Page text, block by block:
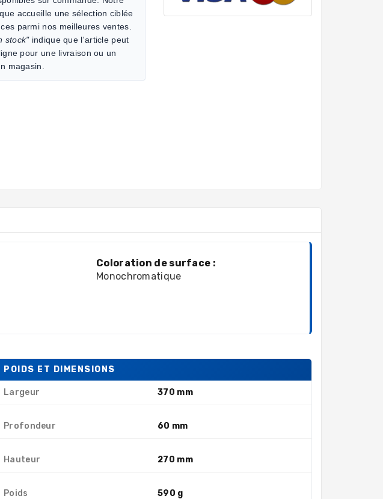
accueille une sélection ciblée
parmi nos meilleures ventes.
stock"indique que l'article peut
pour une livraison ou un
magasin.
Coloration de surface :
Monochromatique
POIDS ET DIMENSIONS
Largeur 370 mm
Profondeur 60 mm
Hauteur 270 mm
Poids 590 g